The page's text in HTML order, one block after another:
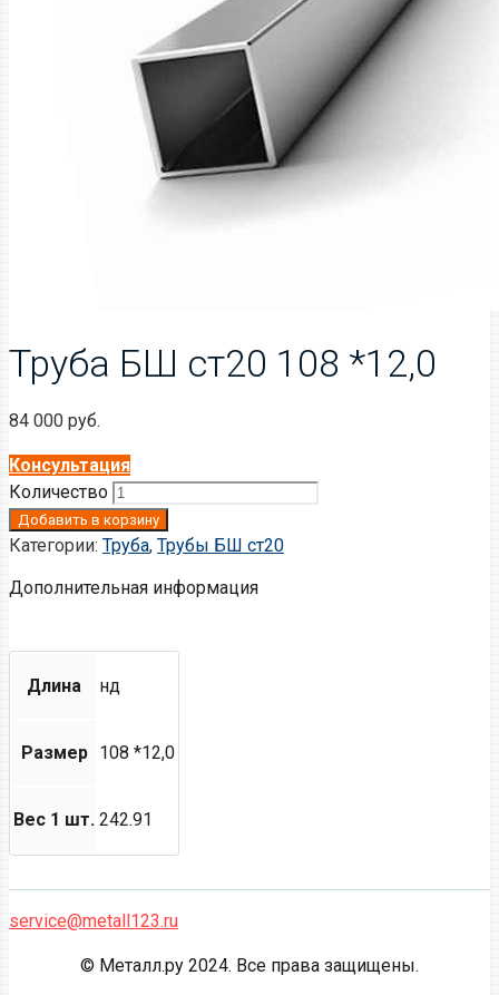
Труба БШ ст20 108 *12,0
84 000 руб.
Консультация
Количество
Добавить в корзину
Категории: Труба, Трубы БШ ст20
Дополнительная информация
Длина нд
Размер 108 *12,0
Вес 1 шт. 242.91
service@metall123.ru
© Металл.ру 2024. Все права защищены.